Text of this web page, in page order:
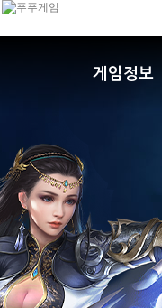
게임정보